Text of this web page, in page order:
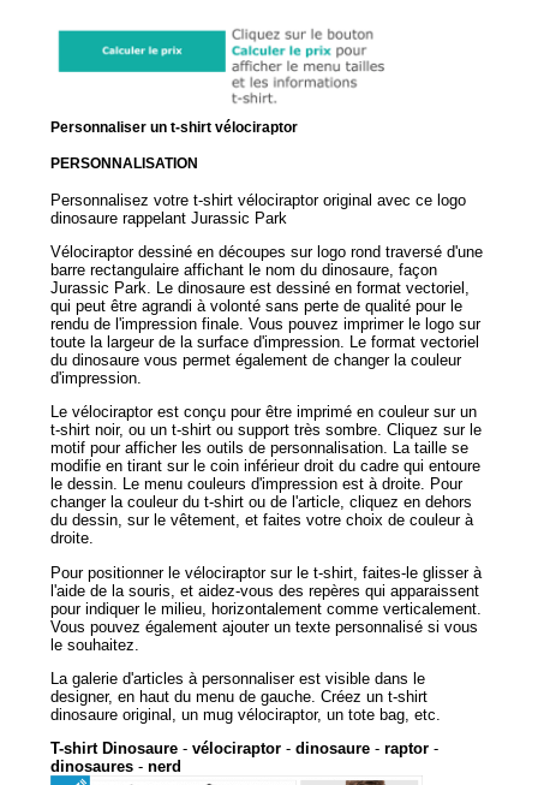
Personnaliser un t-shirt vélociraptor
PERSONNALISATION
Personnalisez votre t-shirt vélociraptor original avec ce logo
dinosaure rappelant Jurassic Park
Vélociraptor dessiné en découpes sur logo rond traversé d'une
barre rectangulaire affichant le nom du dinosaure, façon
Jurassic Park. Le dinosaure est dessiné en format vectoriel,
qui peut être agrandi à volonté sans perte de qualité pour le
rendu de l'impression finale. Vous pouvez imprimer le logo sur
toute la largeur de la surface d'impression. Le format vectoriel
du dinosaure vous permet également de changer la couleur
d'impression.
Le vélociraptor est conçu pour être imprimé en couleur sur un
t-shirt noir, ou un t-shirt ou support très sombre. Cliquez sur le
motif pour afficher les outils de personnalisation. La taille se
modifie en tirant sur le coin inférieur droit du cadre qui entoure
le dessin. Le menu couleurs d'impression est à droite. Pour
changer la couleur du t-shirt ou de l'article, cliquez en dehors
du dessin, sur le vêtement, et faites votre choix de couleur à
droite.
Pour positionner le vélociraptor sur le t-shirt, faites-le glisser à
l'aide de la souris, et aidez-vous des repères qui apparaissent
pour indiquer le milieu, horizontalement comme verticalement.
Vous pouvez également ajouter un texte personnalisé si vous
le souhaitez.
La galerie d'articles à personnaliser est visible dans le
designer, en haut du menu de gauche. Créez un t-shirt
dinosaure original, un mug vélociraptor, un tote bag, etc.
T-shirt Dinosaure- vélociraptor- dinosaure- raptor-
dinosaures- nerd